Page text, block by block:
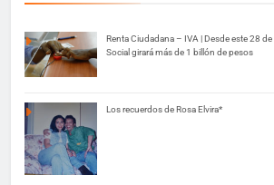
Renta Ciudadana – IVA | Desde este 28
Social girará más de 1 billón de pesos
Los recuerdos de Rosa Elvira*